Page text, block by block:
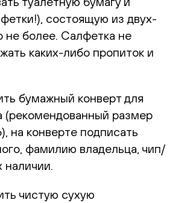
состоящую из двух-
не более. Салфетка не
каких-либо пропиток и
бумажный конверт для
(рекомендованный размер
на конверте подписать
фамилию владельца, чип/
чистую сухую